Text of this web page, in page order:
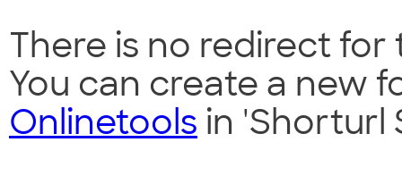
There is no redirect for
You can create a new
Onlinetools in 'Shorturl